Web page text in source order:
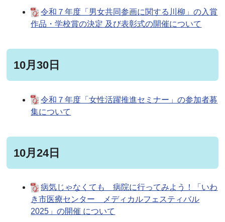
令和７年度「男女共同参画に関する川柳」の入賞
作品・学校賞の決定 及び表彰式の開催について
10月30日
令和７年度「女性活躍推進セミナー」の参加者募
集について
10月24日
病気じゃなくても 病院に行ってみよう！「いわ
き市医療センター メディカルフェスティバル
2025」の開催 について